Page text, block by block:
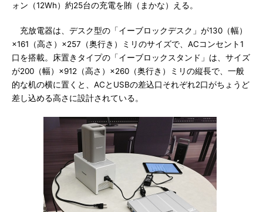
ォン（12Wh）約25台の充電を賄（まかな）える。
充放電器は、デスク型の「イーブロックデスク」が130（幅）
×161（高さ）×257（奥行き）ミリのサイズで、ACコンセント1
口を搭載。床置きタイプの「イーブロックスタンド」は、サイズ
が200（幅）×912（高さ）×260（奥行き）ミリの縦長で、一般
的な机の横に置くと、ACとUSBの差込口それぞれ2口がちょうど
差し込める高さに設計されている。